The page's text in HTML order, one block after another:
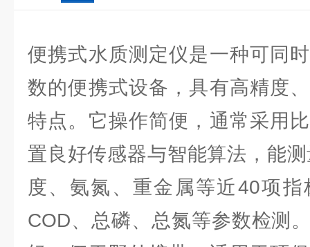
便携式水质测定仪是一种可同
数的便携式设备，具有高精度
特点。它操作简便，通常采用
置良好传感器与智能算法，能
度、氨氮、重金属等近40项
COD、总磷、总氮等参数检测